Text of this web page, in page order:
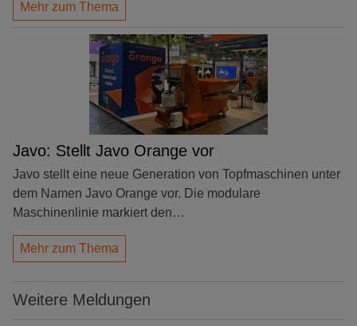
Mehr zum Thema
Javo: Stellt Javo Orange vor
Javo stellt eine neue Generation von Topfmaschinen unter
dem Namen Javo Orange vor. Die modulare
Maschinenlinie markiert den…
Mehr zum Thema
Weitere Meldungen